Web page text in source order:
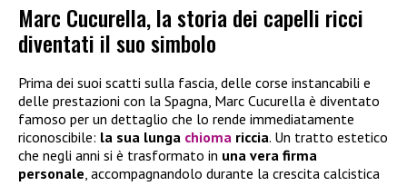
Marc Cucurella, la storia dei capelli ricci
diventati il suo simbolo
Prima dei suoi scatti sulla fascia, delle corse instancabili e
delle prestazioni con la Spagna, Marc Cucurella è diventato
famoso per un dettaglio che lo rende immediatamente
riconoscibile: la sua lunga chioma riccia. Un tratto estetico
che negli anni si è trasformato in una vera firma
personale, accompagnandolo durante la crescita calcistica